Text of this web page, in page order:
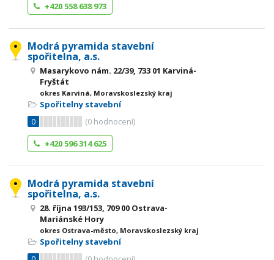
+420 558 638 973
Modrá pyramida stavební
spořitelna, a.s.
Masarykovo nám. 22/39, 733 01 Karviná-
Fryštát
okres Karviná, Moravskoslezský kraj
Spořitelny stavební
0
(0 hodnocení)
+420 596 314 625
Modrá pyramida stavební
spořitelna, a.s.
28. října 193/153, 709 00 Ostrava-
Mariánské Hory
okres Ostrava-město, Moravskoslezský kraj
Spořitelny stavební